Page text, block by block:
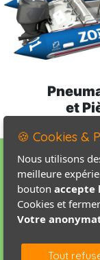
et
🍪 Cookies &
Nous utilisons
meilleure
bouton accepte
Cookies et
Votre
Tout